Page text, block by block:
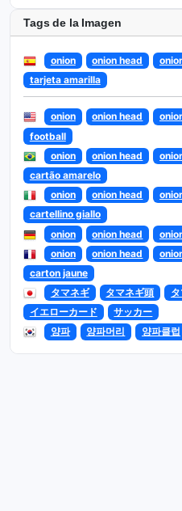
Tags de la Imagen
onion onion head
tarjeta amarilla
onion onion head
football
onion
onion head
cartão amarelo
onion
onion head
cartellino giallo
onion
onion head
onion
onion head
carton jaune
タマネギ
タマネギ頭
イエローカード
サッカー
양파
양파머리 양파클럽